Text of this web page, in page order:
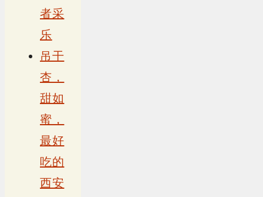
者采
乐
吊干
杏，
甜如
蜜，
最好
吃的
西安